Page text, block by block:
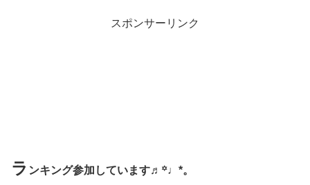
スポンサーリンク
ラ ンキング参加しています♬꙳♩*。